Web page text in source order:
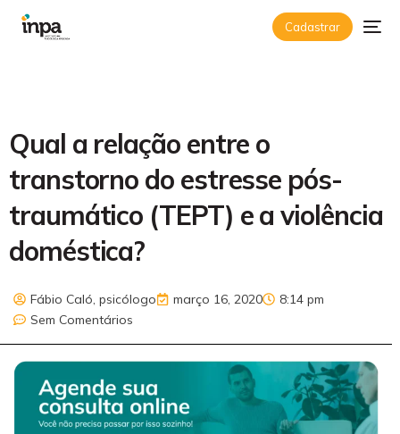
Cadastrar
Qual a relação entre o
transtorno do estresse pós-
traumático (TEPT) e a violência
doméstica?
Fábio Caló, psicólogo março 16, 2020
8:14 pm
Sem Comentários